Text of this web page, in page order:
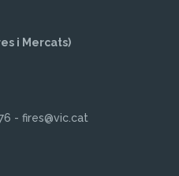
i Mercats)
- fires@vic.cat